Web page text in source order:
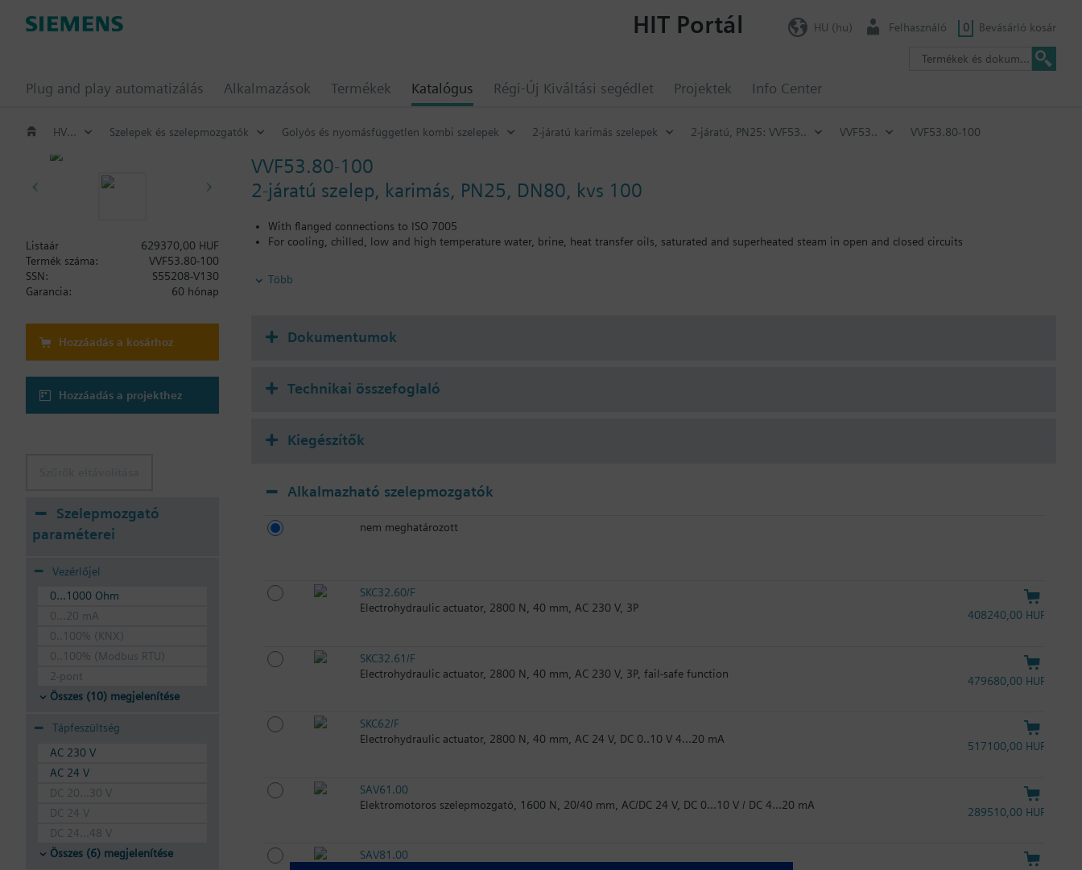
Plug and play automatizálás Alkalmazások Termékek Katalógus Régi-Új Kiváltási segédlet Projektek Info Center
HIT Portál HU (hu) Felhasználó 0 Bevásárló kosár
HVAC Termékek Szelepek és szelepmozgatók Golyós és nyomásfüggetlen kombi szelepek 2-járatú karimás szelepek 2-járatú, PN25: VVF53.. VVF53.. VVF53.80-100
VVF53.80-100
2-járatú szelep, karimás, PN25, DN80, kvs 100
With flanged connections to ISO 7005
For cooling, chilled, low and high temperature water, brine, heat transfer oils, saturated and superheated steam in open and closed circuits
További információ
Ha a V..F43.., V..F53.. szelepeket szelepszár fűtéssel és -5 °C alatti közeghőmérséklet mellett használják, a szelepszár tömítését ki kell cserélni.
Több
Listaár
629370,00 HUF
Termék száma:
VVF53.80-100
SSN:
S55208-V130
Garancia:
60 hónap
Hozzáadás a kosárhoz
Hozzáadás a projekthez
Szelepmozgató
paraméterei
Vezérlőjel
0...1000 Ohm
0...20 mA
0..100% (KNX)
0..100% (Modbus RTU)
2-pont
Összes (10) megjelenítése
Tápfeszültség
AC 230 V
AC 24 V
DC 20...30 V
DC 24 V
DC 24...48 V
Összes (6) megjelenítése
Dokumentumok
Technikai összefoglaló
Kiegészítők
Alkalmazható szelepmozgatók
nem meghatározott
SKC32.60/F
Electrohydraulic actuator, 2800 N, 40 mm, AC 230 V, 3P
408240,00 HUF
SKC32.61/F
Electrohydraulic actuator, 2800 N, 40 mm, AC 230 V, 3P, fail-safe function
479680,00 HUF
SKC62/F
Electrohydraulic actuator, 2800 N, 40 mm, AC 24 V, DC 0..10 V 4...20 mA
517100,00 HUF
SAV61.00
Elektromotoros szelepmozgató, 1600 N, 20/40 mm, AC/DC 24 V, DC 0…10 V / DC 4…20 mA
289510,00 HUF
SAV81.00